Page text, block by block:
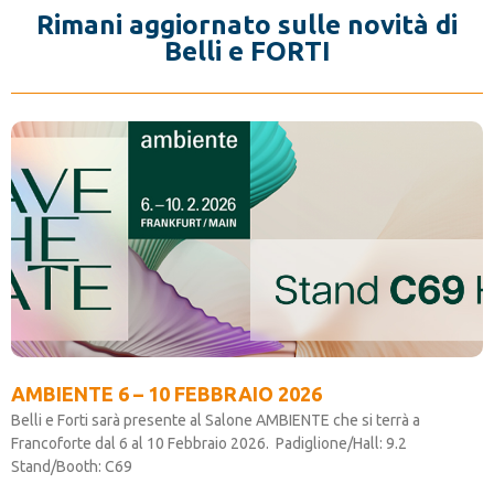
Rimani aggiornato sulle novità di
Belli e FORTI
AMBIENTE 6 – 10 FEBBRAIO 2026
Belli e Forti sarà presente al Salone AMBIENTE che si terrà a
Francoforte dal 6 al 10 Febbraio 2026. Padiglione/Hall: 9.2
Stand/Booth: C69